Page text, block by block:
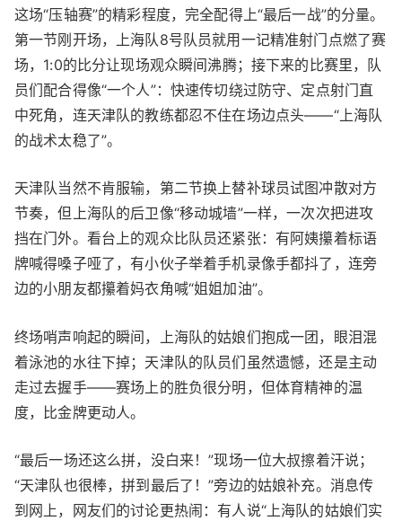
这场“压轴赛”的精彩程度，完全配得上“最后一战”的分量。
第一节刚开场，上海队8号队员就用一记精准射门点燃了赛
场，1:0的比分让现场观众瞬间沸腾；接下来的比赛里，队
员们配合得像“一个人”：快速传切绕过防守、定点射门直
中死角，连天津队的教练都忍不住在场边点头——“上海队
的战术太稳了”。
天津队当然不肯服输，第二节换上替补球员试图冲散对方
节奏，但上海队的后卫像“移动城墙”一样，一次次把进攻
挡在门外。看台上的观众比队员还紧张：有阿姨攥着标语
牌喊得嗓子哑了，有小伙子举着手机录像手都抖了，连旁
边的小朋友都攥着妈衣角喊“姐姐加油”。
终场哨声响起的瞬间，上海队的姑娘们抱成一团，眼泪混
着泳池的水往下掉；天津队的队员们虽然遗憾，还是主动
走过去握手——赛场上的胜负很分明，但体育精神的温
度，比金牌更动人。
“最后一场还这么拼，没白来！”现场一位大叔擦着汗说；
“天津队也很棒，拼到最后了！”旁边的姑娘补充。消息传
到网上，网友们的讨论更热闹：有人说“上海队的姑娘们实